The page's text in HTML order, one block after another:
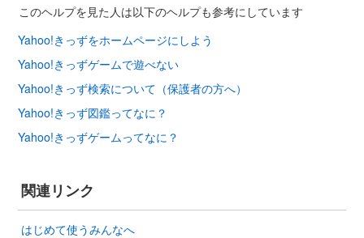
このヘルプを見た人は以下のヘルプも参考にしています
Yahoo!きっずをホームページにしよう
Yahoo!きっずゲームで遊べない
Yahoo!きっず検索について（保護者の方へ）
Yahoo!きっず図鑑ってなに？
Yahoo!きっずゲームってなに？
関連リンク
はじめて使うみんなへ